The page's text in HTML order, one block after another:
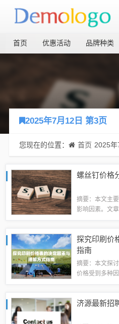
首页 优惠活动 品牌种类
2025年7月12日 第3页
您现在的位置： 首页 2025
螺丝钉价格
摘要：本文主
影响因素。文
深入了解这些
探究印刷价
指南
摘要：本文探
价格受到多种
好地理解印刷
济源最新招